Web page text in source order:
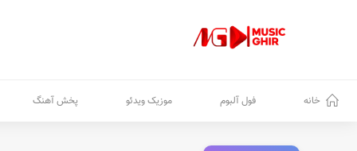
خانه فول آلبوم موزیک ویدئو پخش آهنگ